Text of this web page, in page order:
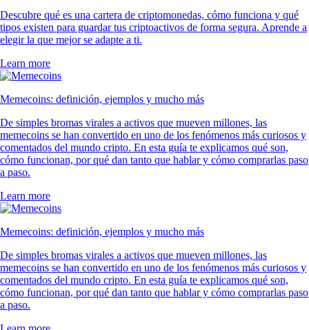
Descubre qué es una cartera de criptomonedas, cómo funciona y qué
tipos existen para guardar tus criptoactivos de forma segura. Aprende a
elegir la que mejor se adapte a ti.
Learn more
Memecoins: definición, ejemplos y mucho más
De simples bromas virales a activos que mueven millones, las
memecoins se han convertido en uno de los fenómenos más curiosos y
comentados del mundo cripto. En esta guía te explicamos qué son,
cómo funcionan, por qué dan tanto que hablar y cómo comprarlas paso
a paso.
Learn more
Memecoins: definición, ejemplos y mucho más
De simples bromas virales a activos que mueven millones, las
memecoins se han convertido en uno de los fenómenos más curiosos y
comentados del mundo cripto. En esta guía te explicamos qué son,
cómo funcionan, por qué dan tanto que hablar y cómo comprarlas paso
a paso.